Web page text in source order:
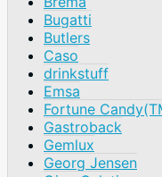
Bugatti
Butlers
Caso
drinkstuff
Emsa
Fortune
Gastroback
Gemlux
Georg Jensen